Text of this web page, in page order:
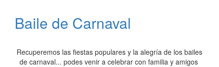
Baile de Carnaval
Recuperemos las fiestas populares y la alegría de los bailes
de carnaval... podes venir a celebrar con familia y amigos